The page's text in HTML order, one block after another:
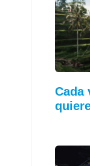
Cada